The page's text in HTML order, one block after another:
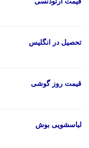
تحصیل در انگلیس
قیمت روز گوشی
لباسشویی بوش